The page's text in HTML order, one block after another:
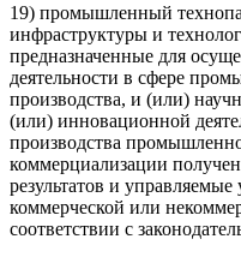
19) промышленный
инфраструктуры и
предназначенные для
деятельности в сфере
производства, и (или)
(или) инновационной
производства
коммерциализации
результатов и
коммерческой или
соответствии с